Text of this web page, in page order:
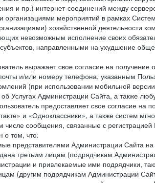
и пр.) интернет-соединений между
организациями мероприятий в рамках
хозяйственной деятельности
невозможным исполнение своих
направленными на ухудшение
выражает свое согласие на
и/или номеру телефона, указанным
(при использовании мобильной
Услугах Администрации Сайта, а также
предоставляет свое согласие
и «Одноклассники», а также систем
числе сообщения, связанные с регистрацией
о том, что:
представителями Администрации Сайта на
третьим лицам (подрядчикам
и привлекаемые ими подрядчики,
(другим подрядчикам Администрации